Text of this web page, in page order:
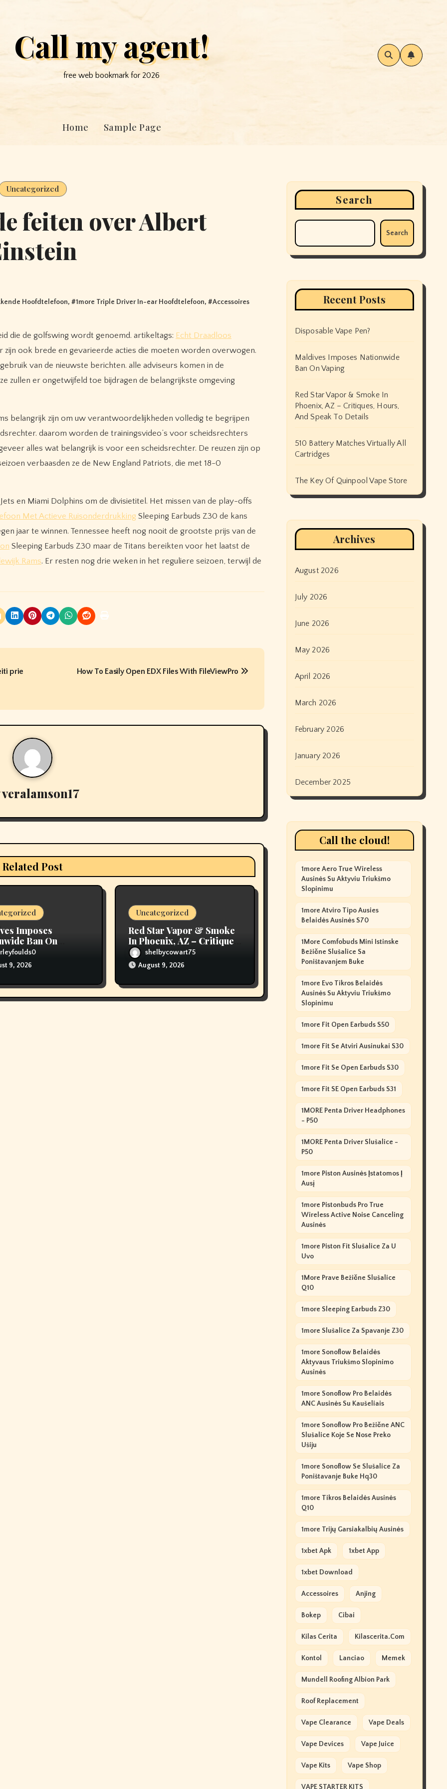
Call my agent!
free web bookmark for 2026
Home Sample Page
Uncategorized
feiten over Albert
Hoofdtelefoon, #1more Triple Driver In-ear Hoofdtelefoon, #Accessoires
die de golfswing wordt genoemd. artikeltags: Echt Draadloos
zijn ook brede en gevarieerde acties die moeten worden overwogen.
van de nieuwste berichten. alle adviseurs komen in de
zullen er ongetwijfeld toe bijdragen de belangrijkste omgeving
belangrijk zijn om uw verantwoordelijkheden volledig te begrijpen
daarom worden de trainingsvideo’s voor scheidsrechters
alles wat belangrijk is voor een scheidsrechter. De reuzen zijn op
verbaasden ze de New England Patriots, die met 18-0
en Miami Dolphins om de divisietitel. Het missen van de play-offs
Met Actieve Ruisonderdrukking Sleeping Earbuds Z30 de kans
jaar te winnen. Tennessee heeft nog nooit de grootste prijs van de
Sleeping Earbuds Z30 maar de Titans bereikten voor het laatst de
Rams. Er resten nog drie weken in het reguliere seizoen, terwijl de
prie
How To Easily Open EDX Files With FileViewPro
veralamson17
Related Post
Imposes
Ban On
9, 2026
Uncategorized
Red Star Vapor & Smoke
In Phoenix, AZ – Critiques,
Hours, And Speak To
Details
shelbycowart75
August 9, 2026
Search
Search
Recent Posts
Disposable Vape Pen?
Maldives Imposes Nationwide
Ban On Vaping
Red Star Vapor & Smoke In
Phoenix, AZ – Critiques, Hours,
And Speak To Details
510 Battery Matches Virtually All
Cartridges
The Key Of Quinpool Vape Store
Archives
August 2026
July 2026
June 2026
May 2026
April 2026
March 2026
February 2026
January 2026
December 2025
Call the cloud!
1more Aero True Wireless
Ausinės Su Aktyviu Triukšmo
Slopinimu
1more Atviro Tipo Ausies
Belaidės Ausinės S70
1More Comfobuds Mini Istinske
Bežične Slušalice Sa
Poništavanjem Buke
1more Evo Tikros Belaidės
Ausinės Su Aktyviu Triukšmo
Slopinimu
1more Fit Open Earbuds S50
1more Fit Se Atviri Ausinukai S30
1more Fit Se Open Earbuds S30
1more Fit SE Open Earbuds S31
1MORE Penta Driver Headphones
- P50
1MORE Penta Driver Slušalice -
P50
1more Piston Ausinės Įstatomos Į
Ausį
1more Pistonbuds Pro True
Wireless Active Noise Canceling
Ausinės
1more Piston Fit Slušalice Za U
Uvo
1More Prave Bežične Slušalice
Q10
1more Sleeping Earbuds Z30
1more Slušalice Za Spavanje Z30
1more Sonoflow Belaidės
Aktyvaus Triukšmo Slopinimo
Ausinės
1more Sonoflow Pro Belaidės
ANC Ausinės Su Kaušeliais
1more Sonoflow Pro Bežične ANC
Slušalice Koje Se Nose Preko
Ušiju
1more Sonoflow Se Slušalice Za
Poništavanje Buke Hq30
1more Tikros Belaidės Ausinės
Q10
1more Trijų Garsiakalbių Ausinės
1xbet Apk 1xbet App
1xbet Download
Accessoires Anjing
Bokep Cibai
Kilas Cerita Kilascerita.com
Kontol Lanciao Memek
Mundell Roofing Albion Park
Roof Replacement
Vape Clearance Vape Deals
Vape Devices Vape Juice
Vape Kits Vape Shop
VAPE STARTER KITS